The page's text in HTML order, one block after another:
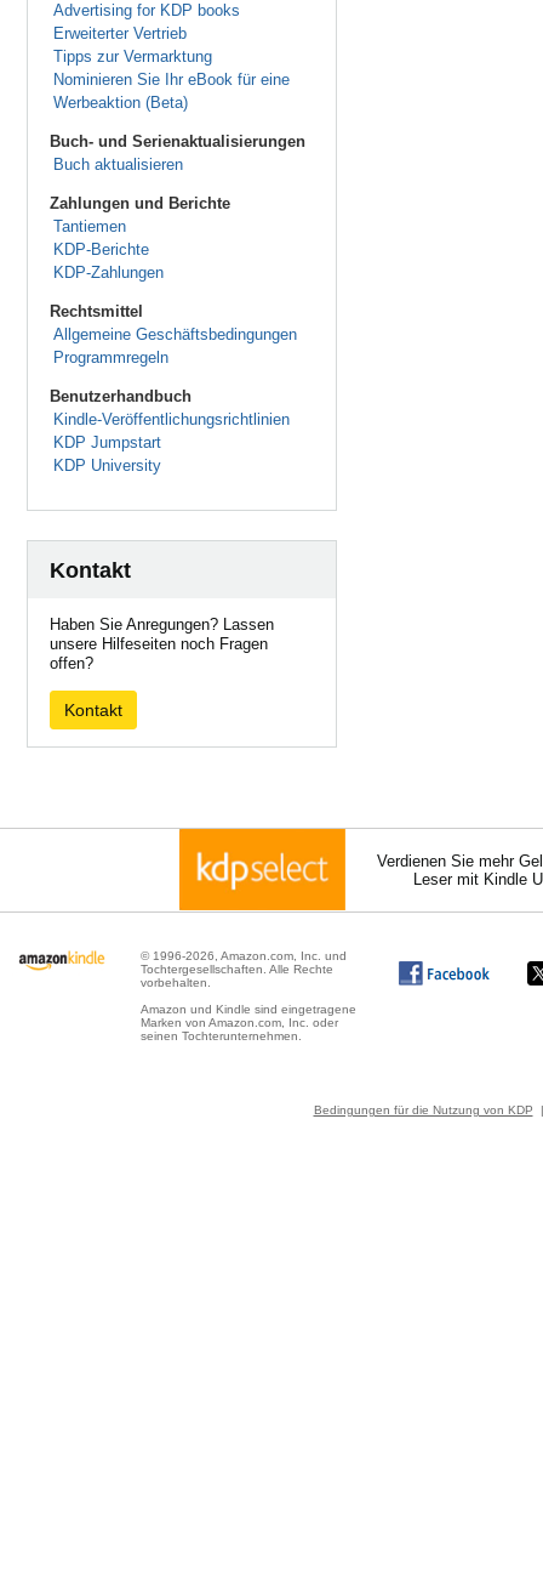
Advertising for KDP books
Erweiterter Vertrieb
Tipps zur Vermarktung
Nominieren Sie Ihr eBook für eine
Werbeaktion (Beta)
Buch- und Serienaktualisierungen
Buch aktualisieren
Zahlungen und Berichte
Tantiemen
KDP-Berichte
KDP-Zahlungen
Rechtsmittel
Allgemeine Geschäftsbedingungen
Programmregeln
Benutzerhandbuch
Kindle-Veröffentlichungsrichtlinien
KDP Jumpstart
KDP University
Kontakt
Haben Sie Anregungen? Lassen
unsere Hilfeseiten noch Fragen
offen?
Kontakt
Verdienen Sie mehr
Leser mit Kindle
© 1996-2026, Amazon.com, Inc. und
Tochtergesellschaften. Alle Rechte
vorbehalten.
Amazon und Kindle sind eingetragene
Marken von Amazon.com, Inc. oder
seinen Tochterunternehmen.
Bedingungen für die Nutzung von KDP